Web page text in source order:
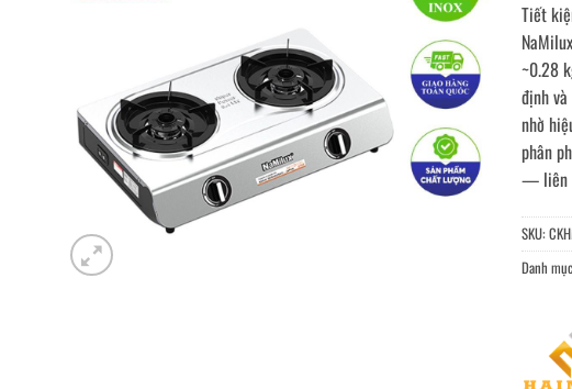
Tiết
~0.28
định
nhờ
phân
— liên
SKU:
Danh